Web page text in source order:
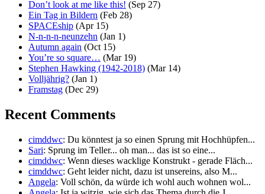
Don’t look at me like this! (Sep 27)
Ein Tag in Bildern (Feb 28)
SPACEship (Apr 15)
N-n-n-n-neunzehn (Jan 1)
Autumn again (Oct 15)
You’re so square… (Mar 19)
Stephen Hawking (1942-2018) (Mar 14)
Volljährig? (Jan 1)
Framstag (Dec 29)
Recent Comments
cimddwc: Du könntest ja so einen Sprung mit Hochhüpfen...
Sari: Sprung im Teller... oh man... das ist so eine...
cimddwc: Wenn dieses wacklige Konstrukt - gerade Fläch...
cimddwc: Geht leider nicht, dazu ist unsereins, also M...
Angela: Voll schön, da würde ich wohl auch wohnen wol...